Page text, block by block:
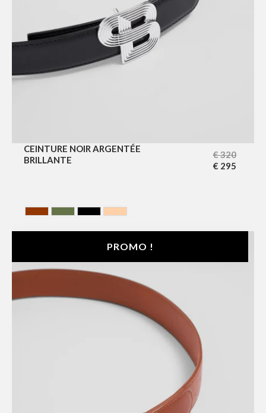
CEINTURE NOIR ARGENTÉE
BRILLANTE
€320
€ 295
PROMO !